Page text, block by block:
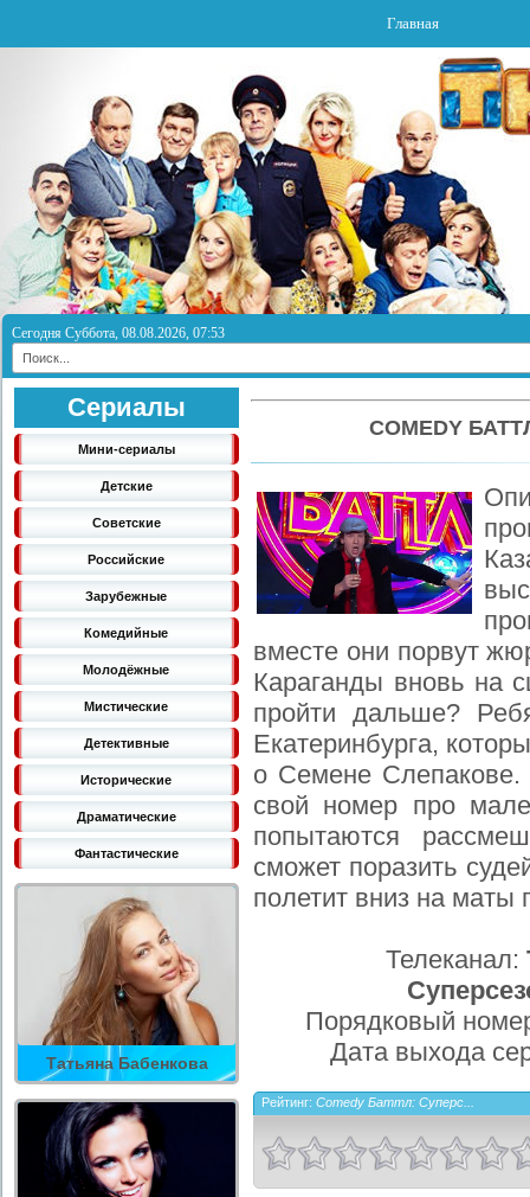
Главная
Сегодня Суббота, 08.08.2026, 07:53
Сериалы
Мини-сериалы
Детские
Советские
Российские
Зарубежные
Комедийные
Молодёжные
Мистические
Детективные
Исторические
Драматические
Фантастические
Татьяна Бабенкова
COMEDY
вместе они порвут
Караганды вновь на
пройти дальше?
Екатеринбурга,
о Семене Слепакове.
свой номер про
попытаются
сможет поразить
полетит вниз на маты
Телеканал:
Порядковый
Дата выхода
Рейтинг: Comedy Баттл: Суперс...